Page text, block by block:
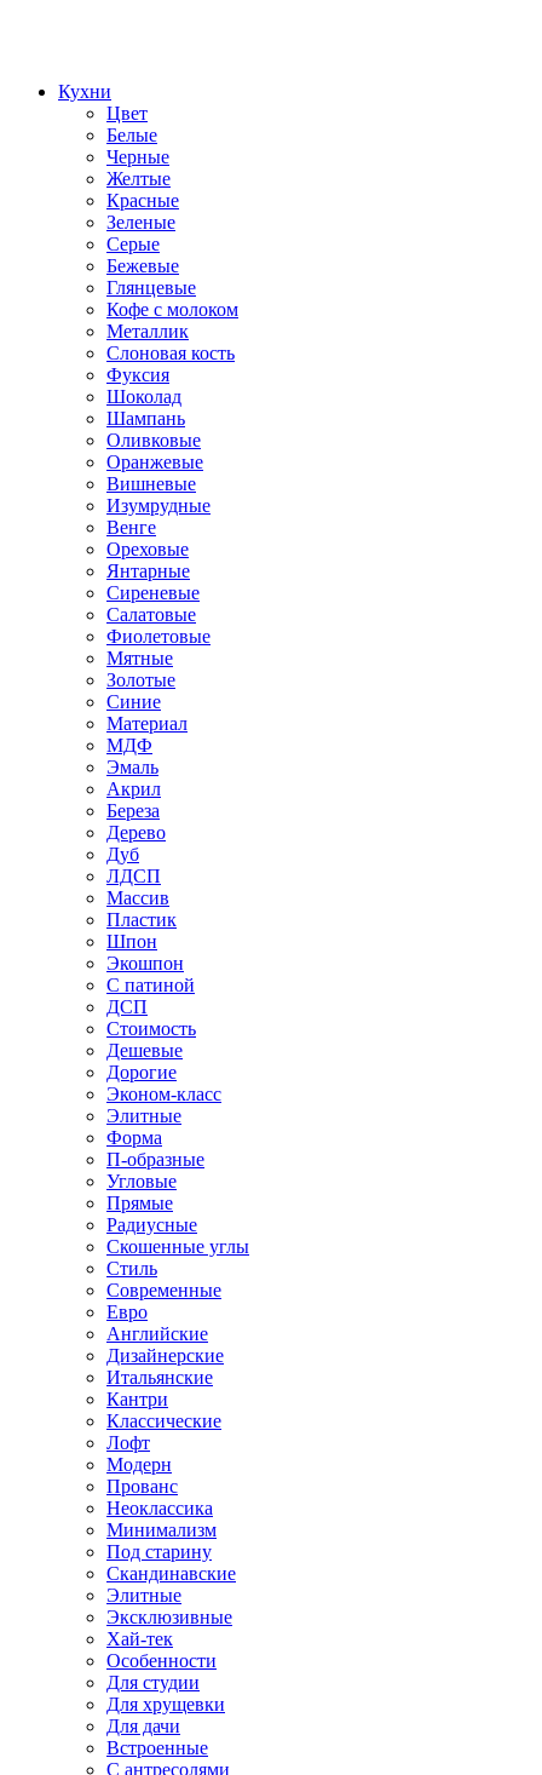
Кухни
Цвет
Белые
Черные
Желтые
Красные
Зеленые
Серые
Бежевые
Глянцевые
Кофе с молоком
Металлик
Слоновая кость
Фуксия
Шоколад
Шампань
Оливковые
Оранжевые
Вишневые
Изумрудные
Венге
Ореховые
Янтарные
Сиреневые
Салатовые
Фиолетовые
Мятные
Золотые
Синие
Материал
МДФ
Эмаль
Акрил
Береза
Дерево
Дуб
ЛДСП
Массив
Пластик
Шпон
Экошпон
С патиной
ДСП
Стоимость
Дешевые
Дорогие
Эконом-класс
Элитные
Форма
П-образные
Угловые
Прямые
Радиусные
Скошенные углы
Стиль
Современные
Евро
Английские
Дизайнерские
Итальянские
Кантри
Классические
Лофт
Модерн
Прованс
Неоклассика
Минимализм
Под старину
Скандинавские
Элитные
Эксклюзивные
Хай-тек
Особенности
Для студии
Для хрущевки
Для дачи
Встроенные
С антресолями